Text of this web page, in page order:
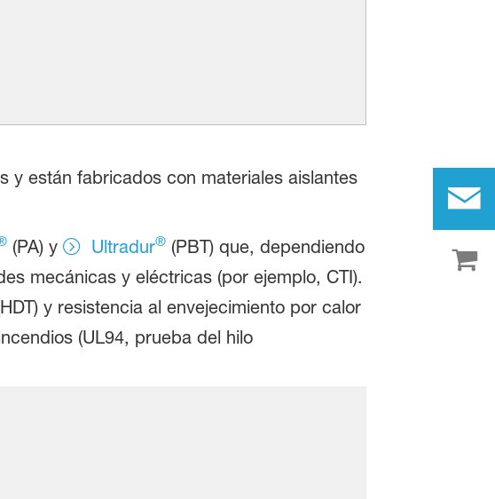
y están fabricados con materiales aislantes
(PA) y Ultradur®(PBT) que, dependiendo
mecánicas y eléctricas (por ejemplo, CTI).
y resistencia al envejecimiento por calor
(UL94, prueba del hilo